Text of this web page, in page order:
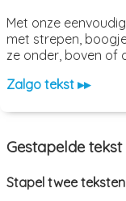
Met onze
met strepen,
ze onder, boven of
Zalgo tekst ▸▸
Gestapelde tekst
Stapel twee